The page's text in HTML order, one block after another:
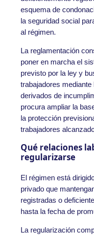
esquema de
la seguridad social
al régimen.
La reglamentación
poner en marcha el
previsto por la ley y
trabajadores
derivados de
procura ampliar la
la protección
trabajadores
Qué relaciones
regularizarse
El régimen está
privado que
registradas o
hasta la fecha de
La regularización